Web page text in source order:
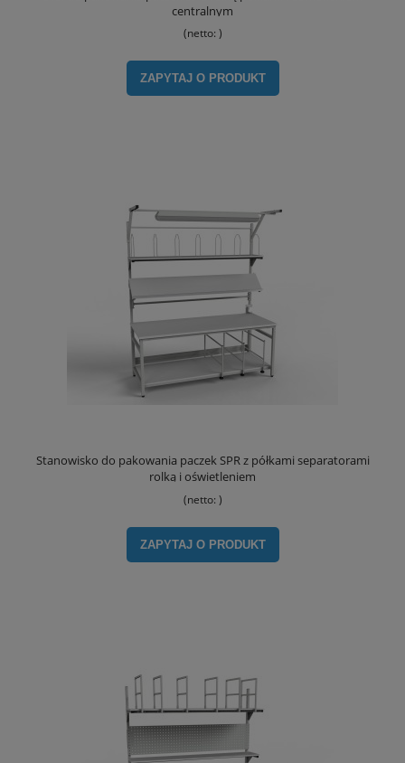
centralnym
(netto: )
ZAPYTAJ O PRODUKT
Stanowisko do pakowania paczek SPR z półkami separatorami
rolką i oświetleniem
(netto: )
ZAPYTAJ O PRODUKT